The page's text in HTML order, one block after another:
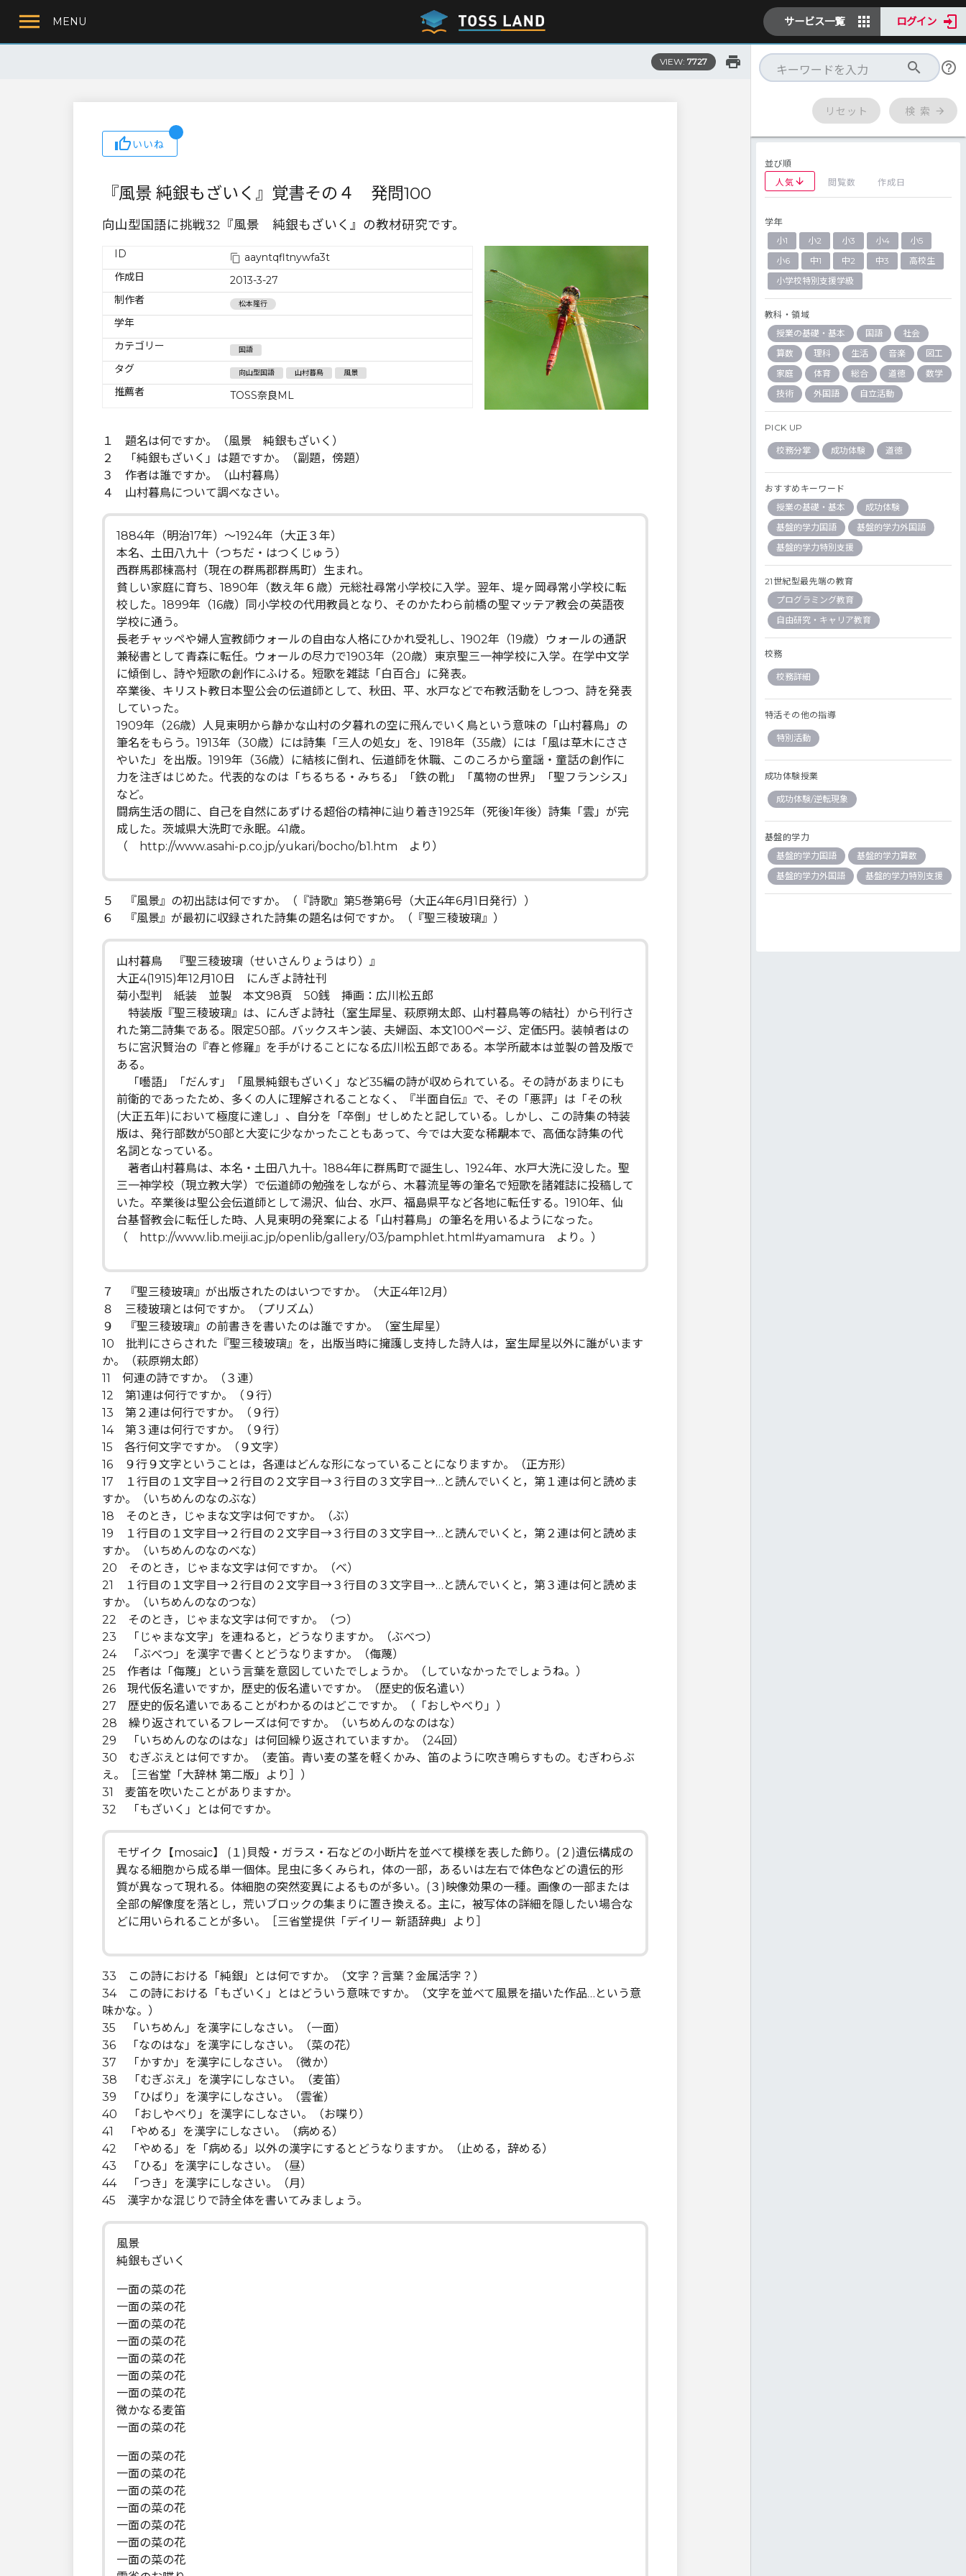
MENU サービス一覧 ログイン
VIEW: 7727
いいね
『風景 純銀もざいく』覚書その４ 発問100
向山型国語に挑戦32『風景 純銀もざいく』の教材研究です。
ID
aayntqfltnywfa3t
作成日
2013-3-27
制作者
松本隆行
学年
カテゴリー
国語
タグ 向山型国語 山村暮鳥 風景
推薦者 TOSS奈良ML
１ 題名は何ですか。（風景 純銀もざいく）
２ 「純銀もざいく」は題ですか。（副題，傍題）
３ 作者は誰ですか。（山村暮鳥）
４ 山村暮鳥について調べなさい。
1884年（明治17年）～1924年（大正３年）
本名、土田八九十（つちだ・はつくじゅう）
西群馬郡棟高村（現在の群馬郡群馬町）生まれ。
貧しい家庭に育ち、1890年（数え年６歳）元総社尋常小学校に入学。翌年、堤ヶ岡尋常小学校に転
校した。1899年（16歳）同小学校の代用教員となり、そのかたわら前橋の聖マッテア教会の英語夜
学校に通う。
長老チャッペや婦人宣教師ウォールの自由な人格にひかれ受礼し、1902年（19歳）ウォールの通訳
兼秘書として青森に転任。ウォールの尽力で1903年（20歳）東京聖三一神学校に入学。在学中文学
に傾倒し、詩や短歌の創作にふける。短歌を雑誌「白百合」に発表。
卒業後、キリスト教日本聖公会の伝道師として、秋田、平、水戸などで布教活動をしつつ、詩を発表
していった。
1909年（26歳）人見東明から静かな山村の夕暮れの空に飛んでいく鳥という意味の「山村暮鳥」の
筆名をもらう。1913年（30歳）には詩集「三人の処女」を、1918年（35歳）には「風は草木にささ
やいた」を出版。1919年（36歳）に結核に倒れ、伝道師を休職、このころから童謡・童話の創作に
力を注ぎはじめた。代表的なのは「ちるちる・みちる」「鉄の靴」「萬物の世界」「聖フランシス」
など。
闘病生活の間に、自己を自然にあずける超俗の精神に辿り着き1925年（死後1年後）詩集「雲」が完
成した。茨城県大洗町で永眠。41歳。
（ http://www.asahi-p.co.jp/yukari/bocho/b1.htm より）
５ 『風景』の初出誌は何ですか。（『詩歌』第5巻第6号（大正4年6月1日発行））
６ 『風景』が最初に収録された詩集の題名は何ですか。（『聖三稜玻璃』）
山村暮鳥 『聖三稜玻璃（せいさんりょうはり）』
大正4(1915)年12月10日 にんぎよ詩社刊
菊小型判 紙装 並製 本文98頁 50銭 挿画：広川松五郎
特装版『聖三稜玻璃』は、にんぎよ詩社（室生犀星、萩原朔太郎、山村暮鳥等の結社）から刊行さ
れた第二詩集である。限定50部。バックスキン装、夫婦函、本文100ページ、定価5円。装幀者はの
ちに宮沢賢治の『春と修羅』を手がけることになる広川松五郎である。本学所蔵本は並製の普及版で
ある。
「囈語」「だんす」「風景純銀もざいく」など35編の詩が収められている。その詩があまりにも
前衛的であったため、多くの人に理解されることなく、『半面自伝』で、その「悪評」は「その秋
(大正五年)において極度に達し」、自分を「卒倒」せしめたと記している。しかし、この詩集の特装
版は、発行部数が50部と大変に少なかったこともあって、今では大変な稀覯本で、高価な詩集の代
名詞となっている。
著者山村暮鳥は、本名・土田八九十。1884年に群馬町で誕生し、1924年、水戸大洗に没した。聖
三一神学校（現立教大学）で伝道師の勉強をしながら、木暮流星等の筆名で短歌を諸雑誌に投稿して
いた。卒業後は聖公会伝道師として湯沢、仙台、水戸、福島県平など各地に転任する。1910年、仙
台基督教会に転任した時、人見東明の発案による「山村暮鳥」の筆名を用いるようになった。
（ http://www.lib.meiji.ac.jp/openlib/gallery/03/pamphlet.html#yamamura より。）
７ 『聖三稜玻璃』が出版されたのはいつですか。（大正4年12月）
８ 三稜玻璃とは何ですか。（プリズム）
９ 『聖三稜玻璃』の前書きを書いたのは誰ですか。（室生犀星）
10 批判にさらされた『聖三稜玻璃』を，出版当時に擁護し支持した詩人は，室生犀星以外に誰がいます
か。（萩原朔太郎）
11 何連の詩ですか。（３連）
12 第1連は何行ですか。（９行）
13 第２連は何行ですか。（９行）
14 第３連は何行ですか。（９行）
15 各行何文字ですか。（９文字）
16 ９行９文字ということは，各連はどんな形になっていることになりますか。（正方形）
17 １行目の１文字目→２行目の２文字目→３行目の３文字目→…と読んでいくと，第１連は何と読めま
すか。（いちめんのなのぶな）
18 そのとき，じゃまな文字は何ですか。（ぶ）
19 １行目の１文字目→２行目の２文字目→３行目の３文字目→…と読んでいくと，第２連は何と読めま
すか。（いちめんのなのべな）
20 そのとき，じゃまな文字は何ですか。（べ）
21 １行目の１文字目→２行目の２文字目→３行目の３文字目→…と読んでいくと，第３連は何と読めま
すか。（いちめんのなのつな）
22 そのとき，じゃまな文字は何ですか。（つ）
23 「じゃまな文字」を連ねると，どうなりますか。（ぶべつ）
24 「ぶべつ」を漢字で書くとどうなりますか。（侮蔑）
25 作者は「侮蔑」という言葉を意図していたでしょうか。（していなかったでしょうね。）
26 現代仮名遣いですか，歴史的仮名遣いですか。（歴史的仮名遣い）
27 歴史的仮名遣いであることがわかるのはどこですか。（「おしやべり」）
28 繰り返されているフレーズは何ですか。（いちめんのなのはな）
29 「いちめんのなのはな」は何回繰り返されていますか。（24回）
30 むぎぶえとは何ですか。（麦笛。青い麦の茎を軽くかみ、笛のように吹き鳴らすもの。むぎわらぶ
え。［三省堂「大辞林 第二版」より］）
31 麦笛を吹いたことがありますか。
32 「もざいく」とは何ですか。
モザイク【mosaic】 (１)貝殻・ガラス・石などの小断片を並べて模様を表した飾り。(２)遺伝構成の
異なる細胞から成る単一個体。昆虫に多くみられ，体の一部，あるいは左右で体色などの遺伝的形
質が異なって現れる。体細胞の突然変異によるものが多い。(３)映像効果の一種。画像の一部または
全部の解像度を落とし，荒いブロックの集まりに置き換える。主に，被写体の詳細を隠したい場合な
どに用いられることが多い。［三省堂提供「デイリー 新語辞典」より］
33 この詩における「純銀」とは何ですか。（文字？言葉？金属活字？）
34 この詩における「もざいく」とはどういう意味ですか。（文字を並べて風景を描いた作品…という意
味かな。）
35 「いちめん」を漢字にしなさい。（一面）
36 「なのはな」を漢字にしなさい。（菜の花）
37 「かすか」を漢字にしなさい。（微か）
38 「むぎぶえ」を漢字にしなさい。（麦笛）
39 「ひばり」を漢字にしなさい。（雲雀）
40 「おしやべり」を漢字にしなさい。（お喋り）
41 「やめる」を漢字にしなさい。（病める）
42 「やめる」を「病める」以外の漢字にするとどうなりますか。（止める，辞める）
43 「ひる」を漢字にしなさい。（昼）
44 「つき」を漢字にしなさい。（月）
45 漢字かな混じりで詩全体を書いてみましょう。
風景
純銀もざいく
一面の菜の花
一面の菜の花
一面の菜の花
一面の菜の花
一面の菜の花
一面の菜の花
一面の菜の花
微かなる麦笛
一面の菜の花
一面の菜の花
一面の菜の花
一面の菜の花
一面の菜の花
一面の菜の花
一面の菜の花
一面の菜の花
リセット 検 索
並び順
人気
閲覧数 作成日
学年
小1
小2 小3 小4
小5
小6
中1 中2 中3
高校生
小学校特別支援学級
教科・領域
授業の基礎・基本
国語
社会
算数
理科 生活 音楽
図工
家庭
体育 総合 道徳
数学
技術
外国語 自立活動
PICK UP
校務分掌 成功体験 道徳
おすすめキーワード
授業の基礎・基本
成功体験
基盤的学力国語
基盤的学力外国語
基盤的学力特別支援
21世紀型最先端の教育
プログラミング教育
自由研究・キャリア教育
校務
校務詳細
特活その他の指導
特別活動
成功体験授業
成功体験/逆転現象
基盤的学力
基盤的学力国語
基盤的学力算数
基盤的学力外国語
基盤的学力特別支援